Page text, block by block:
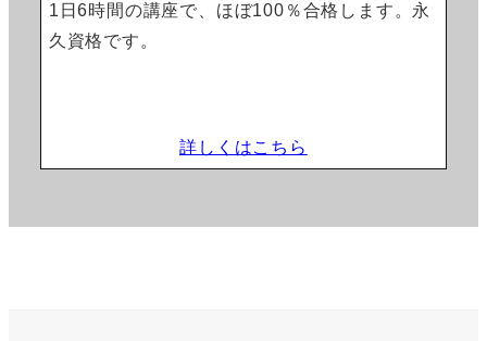
1日6時間の講座で、ほぼ100％合格します。永
久資格です。
詳しくはこちら